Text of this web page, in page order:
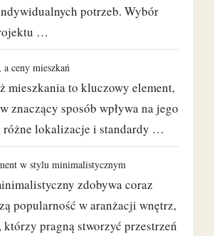
potrzeb. Wybór
…
ceny mieszkań
mieszkania to kluczowy element,
znaczący sposób wpływa na jego
różne lokalizacje i standardy …
w stylu minimalistycznym
zdobywa coraz
popularność w aranżacji wnętrz,
pragną stworzyć przestrzeń